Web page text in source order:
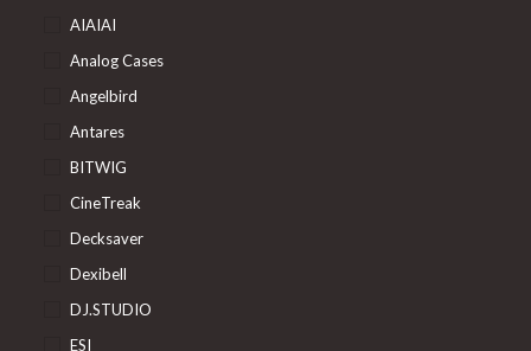
AIAIAI
Analog Cases
Angelbird
Antares
BITWIG
CineTreak
Decksaver
Dexibell
DJ.STUDIO
ESI